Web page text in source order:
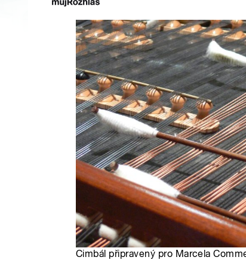
Cimbál připravený pro Marcela